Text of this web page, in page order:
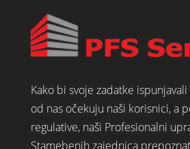
Kako bi svoje zadatke
od nas očekuju naši korisnici, a
regulative, naši Profesionalni
Stamebenih zajednica